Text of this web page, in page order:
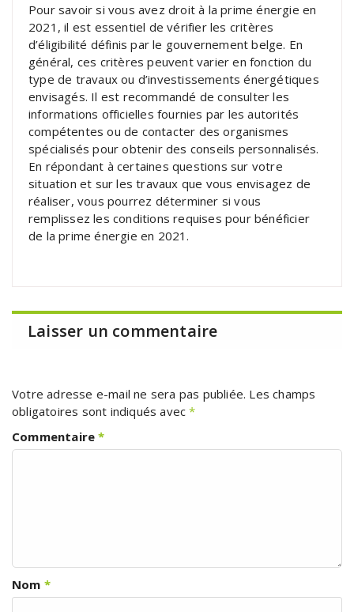
Pour savoir si vous avez droit à la prime énergie en
2021, il est essentiel de vérifier les critères
d’éligibilité définis par le gouvernement belge. En
général, ces critères peuvent varier en fonction du
type de travaux ou d’investissements énergétiques
envisagés. Il est recommandé de consulter les
informations officielles fournies par les autorités
compétentes ou de contacter des organismes
spécialisés pour obtenir des conseils personnalisés.
En répondant à certaines questions sur votre
situation et sur les travaux que vous envisagez de
réaliser, vous pourrez déterminer si vous
remplissez les conditions requises pour bénéficier
de la prime énergie en 2021.
Laisser un commentaire
Votre adresse e-mail ne sera pas publiée. Les champs
obligatoires sont indiqués avec*
Commentaire*
Nom *